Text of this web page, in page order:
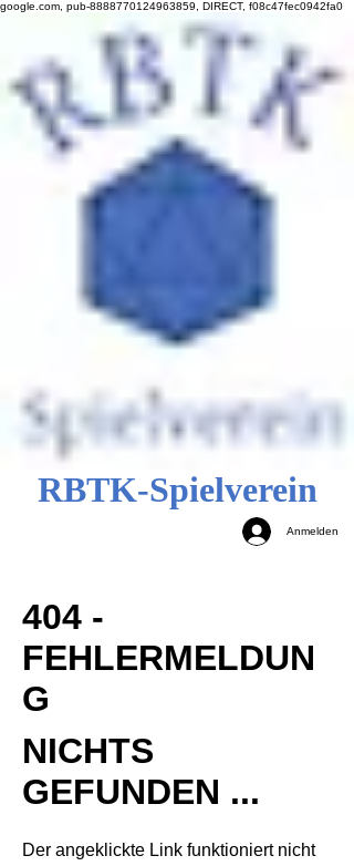
google.com, pub-8888770124963859, DIRECT, f08c47fec0942fa0
RBTK-Spielverein
Anmelden
404 -
FEHLERMELDUN
G
NICHTS
GEFUNDEN ...
Der angeklickte Link funktioniert nicht